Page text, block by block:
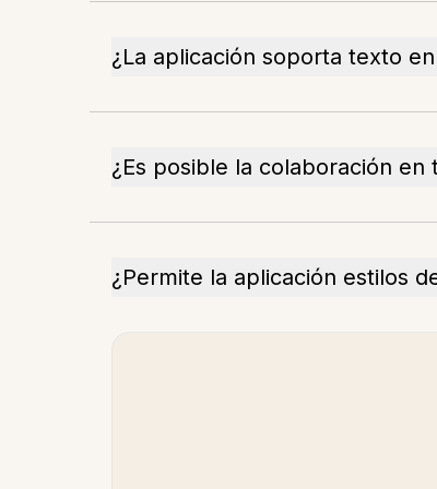
¿La aplicación soporta texto
¿Es posible la colaboración en
¿Permite la aplicación estilos